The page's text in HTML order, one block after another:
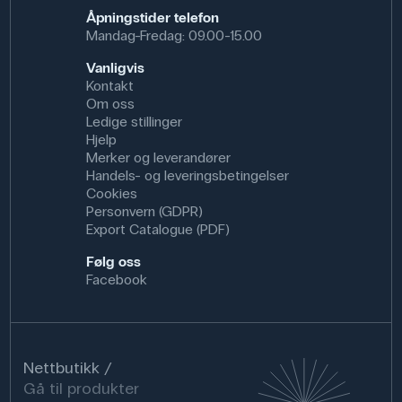
Åpningstider telefon
Mandag-Fredag: 09.00-15.00
Vanligvis
Kontakt
Om oss
Ledige stillinger
Hjelp
Merker og leverandører
Handels- og leveringsbetingelser
Cookies
Personvern (GDPR)
Export Catalogue (PDF)
Følg oss
Facebook
Nettbutikk
Gå til produkter